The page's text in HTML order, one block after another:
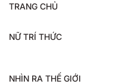
TRANG CHỦ
NỮ TRÍ THỨC
NHÌN RA THẾ GIỚI